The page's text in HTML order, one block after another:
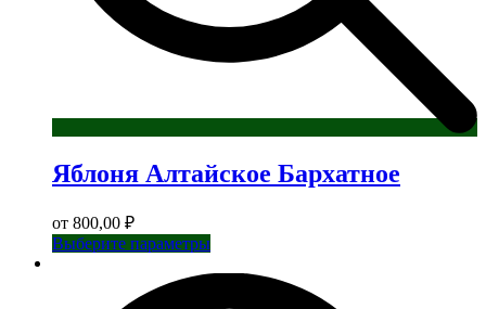
Яблоня Алтайское Бархатное
от 800,00 ₽
Выберите параметрыЭтот